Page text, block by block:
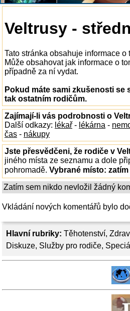
Hlavní rubriky: Těhotenství,
Diskuze, Služby pro rodiče,
Veltrusy -
Tato stránka obsahuje informace
Může obsahovat jak informace o
případně za ní vydat.
Pokud máte sami zkušenosti se
tak ostatním rodičům.
Zajímají-li vás podrobnosti o
Další odkazy: lékař - lékárna -
čas - nákupy
Jste přesvědčeni, že rodiče v
jiného místa ze seznamu a dole
pohromadě. Vybrané místo:
Zatím sem nikdo nevložil žádný
Vkládání nových komentářů bylo